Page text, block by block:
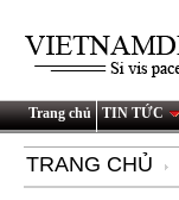
Trang chủ TIN TỨC
TRANG CHỦ